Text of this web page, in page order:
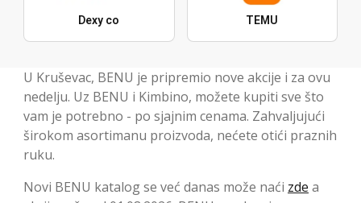
Dexy co TEMU
U Kruševac, BENU je pripremio nove akcije i za ovu
nedelju. Uz BENU i Kimbino, možete kupiti sve što
vam je potrebno - po sjajnim cenama. Zahvaljujući
širokom asortimanu proizvoda, nećete otići praznih
ruku.
Novi BENU katalog se već danas može naći zde a